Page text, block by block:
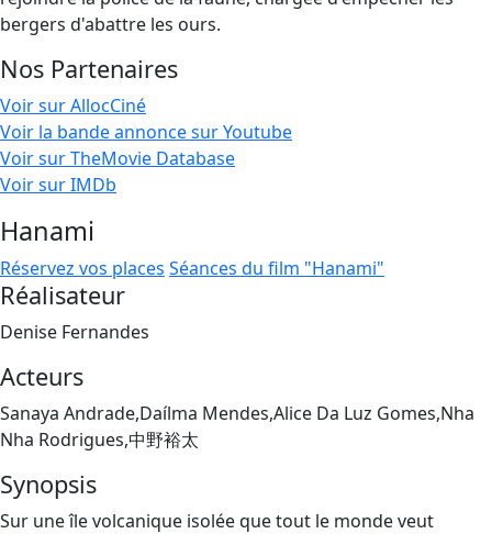
bergers d'abattre les ours.
Nos Partenaires
Voir sur AllocCiné
Voir la bande annonce sur Youtube
Voir sur TheMovie Database
Voir sur IMDb
Hanami
Réservez vos places Séances du film "Hanami"
Réalisateur
Denise Fernandes
Acteurs
Sanaya Andrade,Daílma Mendes,Alice Da Luz Gomes,Nha
Nha Rodrigues,中野裕太
Synopsis
Sur une île volcanique isolée que tout le monde veut